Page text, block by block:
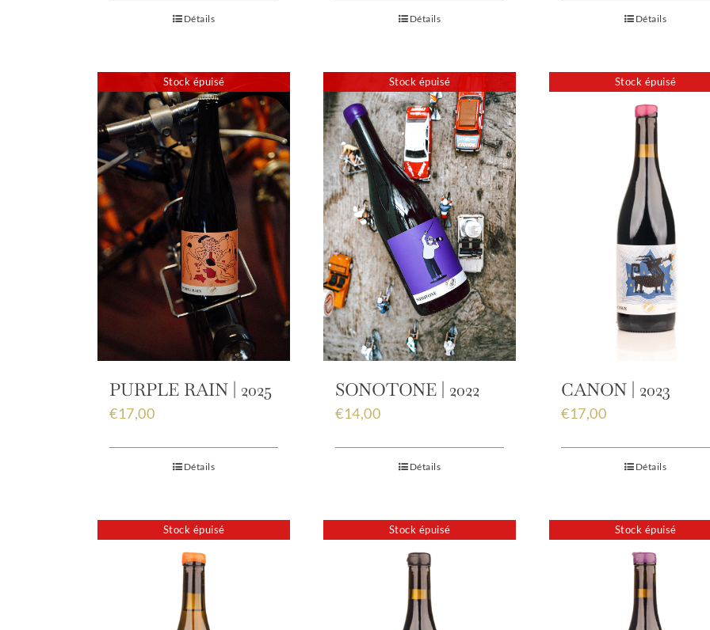
Détails Détails Détails
Stock épuisé
PURPLE RAIN | 2025
€17,00
Détails
Stock épuisé
SONOTONE | 2022
€14,00
Détails
Stock épuisé
CANON | 2023
€17,00
Détails
Stock épuisé Stock épuisé Stock épuisé